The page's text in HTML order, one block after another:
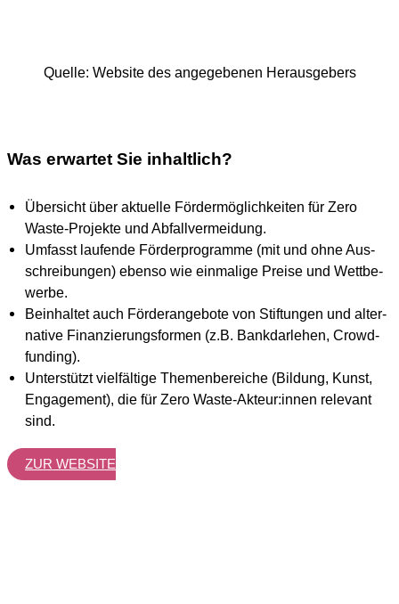
Quel­le: Web­site des ange­ge­be­nen Her­aus­ge­bers
Was erwartet Sie inhaltlich?
Über­sicht über aktu­el­le För­der­mög­lich­kei­ten für Zero
Was­te-Pro­jek­te und Abfall­ver­mei­dung.
Umfasst lau­fen­de För­der­pro­gram­me (mit und ohne Aus­
schrei­bun­gen) eben­so wie ein­ma­li­ge Prei­se und Wett­be­
wer­be.
Beinhal­tet auch För­der­an­ge­bo­te von Stif­tun­gen und alter­
na­ti­ve Finan­zie­rungs­for­men (z.B. Bank­dar­le­hen, Crowd­
fun­ding).
Unter­stützt viel­fäl­ti­ge The­men­be­rei­che (Bil­dung, Kunst,
Enga­ge­ment), die für Zero Waste-Akteur:innen rele­vant
sind.
ZUR WEB­SITE